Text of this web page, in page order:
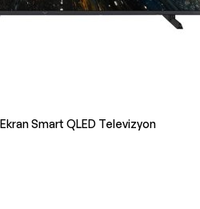
Smart QLED Televizyon